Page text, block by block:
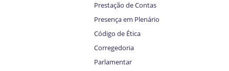
Prestação de Contas
Presença em Plenário
Código de Ética
Corregedoria
Parlamentar